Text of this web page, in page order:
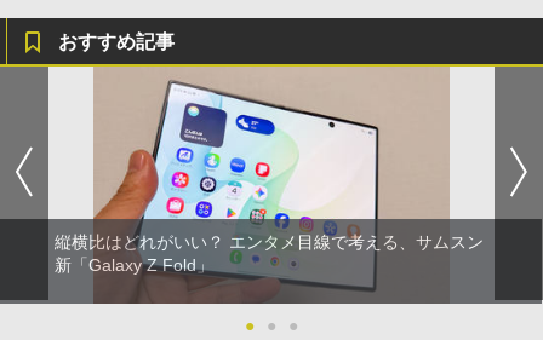
おすすめ記事
縦横比はどれがいい？ エンタメ目線で考える、サムスン
新「Galaxy Z Fold」
● ● ●